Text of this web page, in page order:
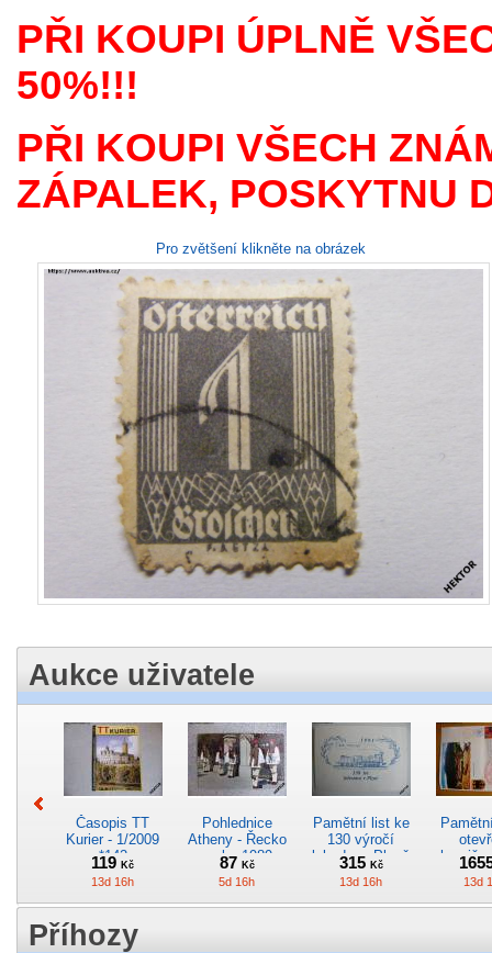
PŘI KOUPI ÚPLNĚ
50%!!!
PŘI KOUPI VŠECH
ZÁPALEK, POSKYTNU
Pro zvětšení klikněte na obrázek
Aukce uživatele
Časopis TT
Kurier - 1/2009
*142
119Kč
13d 16h
Pohlednice
Atheny - Řecko
z roku 1989.
Nová nepoužitá
*5019
87 Kč
5d 16h
Pamětní list ke
130 výročí
lokodepa Plzeň
*2963
315 Kč
13d 16h 13d
Příhozy